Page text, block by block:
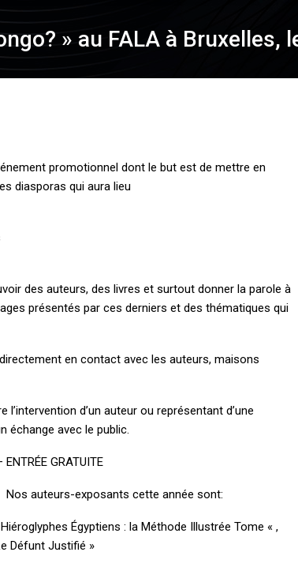
» au FALA à Bruxelles,
promotionnel dont le but est de mettre en
diasporas qui aura lieu
des auteurs, des livres et surtout donner la parole à
présentés par ces derniers et des thématiques qui
en contact avec les auteurs, maisons
d’un auteur ou représentant d’une
échange avec le public.
ENTRÉE GRATUITE
Nos auteurs-exposants cette année sont:
Égyptiens : la Méthode Illustrée Tome « ,
Défunt Justifié »
Ingeta #51
invisibles